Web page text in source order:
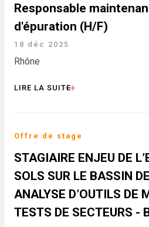
Responsable
d'épuration (H/F)
18 déc 2025
Rhône
LIRE LA SUITE
Offre de stage
STAGIAIRE ENJEU DE
SOLS SUR LE BASSIN
ANALYSE D’OUTILS DE
TESTS DE SECTEURS -